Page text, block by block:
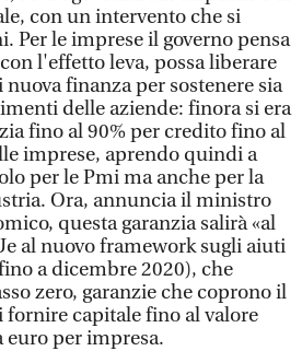
con un intervento che si
Per le imprese il governo pensa
l'effetto leva, possa liberare
finanza per sostenere sia
delle aziende: finora si era
fino al 90% per credito fino al
imprese, aprendo quindi a
per le Pmi ma anche per la
Ora, annuncia il ministro
questa garanzia salirà «al
al nuovo framework sugli aiuti
a dicembre 2020), che
zero, garanzie che coprono il
fornire capitale fino al valore
per impresa.